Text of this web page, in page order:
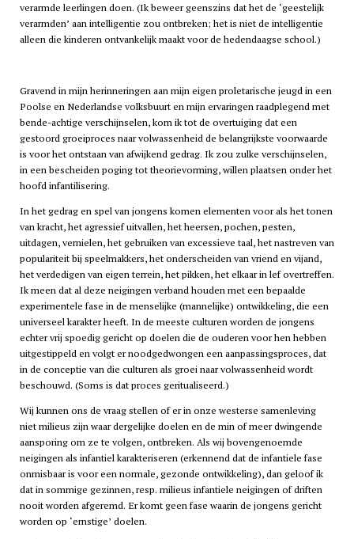
verarmde leerlingen doen. (Ik beweer geenszins dat het de ‘geestelijk
verarmden’ aan intelligentie zou ontbreken; het is niet de intelligentie
alleen die kinderen ontvankelijk maakt voor de hedendaagse school.)
Gravend in mijn herinneringen aan mijn eigen proletarische jeugd in een
Poolse en Nederlandse volksbuurt en mijn ervaringen raadplegend met
bende-achtige verschijnselen, kom ik tot de overtuiging dat een
gestoord groeiproces naar volwassenheid de belangrijkste voorwaarde
is voor het ontstaan van afwijkend gedrag. Ik zou zulke verschijnselen,
in een bescheiden poging tot theorievorming, willen plaatsen onder het
hoofdinfantilisering.
In het gedrag en spel van jongens komen elementen voor als het tonen
van kracht, het agressief uitvallen, het heersen, pochen, pesten,
uitdagen, vernielen, het gebruiken van excessieve taal, het nastreven van
populariteit bij speelmakkers, het onderscheiden van vriend en vijand,
het verdedigen van eigen terrein, het pikken, het elkaar in lef overtreffen.
Ik meen dat al deze neigingen verband houden met een bepaalde
experimentele fase in de menselijke (mannelijke) ontwikkeling, die een
universeel karakter heeft. In de meeste culturen worden de jongens
echter vrij spoedig gericht op doelen die de ouderen voor hen hebben
uitgestippeld en volgt er noodgedwongen een aanpassingsproces, dat
in de conceptie van die culturen als groei naar volwassenheid wordt
beschouwd. (Soms is dat proces geritualiseerd.)
Wij kunnen ons de vraag stellen of er in onze westerse samenleving
niet milieus zijn waar dergelijke doelen en de min of meer dwingende
aansporing om ze te volgen, ontbreken. Als wij bovengenoemde
neigingen als infantiel karakteriseren (erkennend dat de infantiele fase
onmisbaar is voor een normale, gezonde ontwikkeling), dan geloof ik
dat in sommige gezinnen, resp. milieus infantiele neigingen of driften
nooit worden afgeremd. Er komt geen fase waarin de jongens gericht
worden op ‘ernstige’ doelen.